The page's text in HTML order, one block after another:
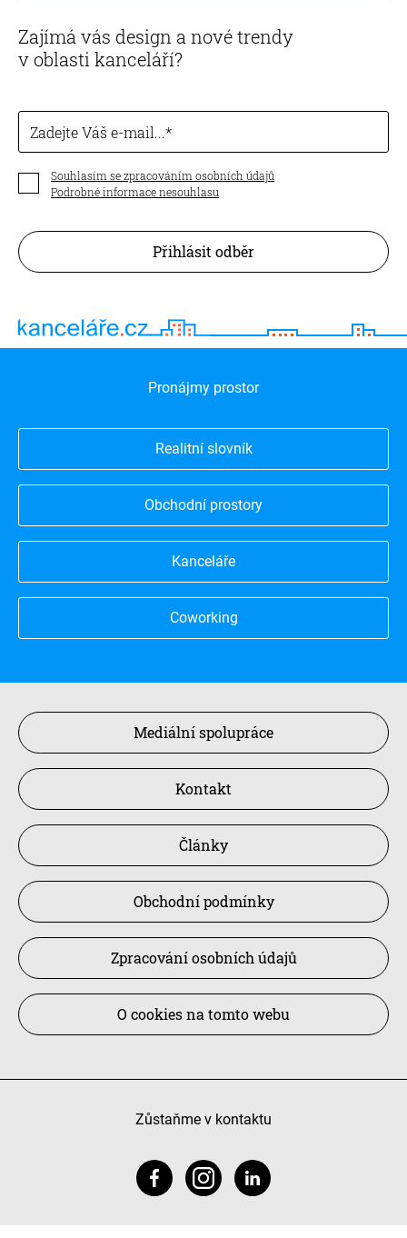
Zajímá vás design a nové trendy
v oblasti kanceláří?
Zadejte Váš e-mail...
Souhlasím se zpracováním osobních údajů
Podrobné informace nesouhlasu
Přihlásit odběr
Pronájmy prostor
Realitní slovník
Obchodní prostory
Kanceláře
Coworking
Mediální spolupráce
Kontakt
Články
Obchodní podmínky
Zpracování osobních údajů
O cookies na tomto webu
Zůstaňme v kontaktu